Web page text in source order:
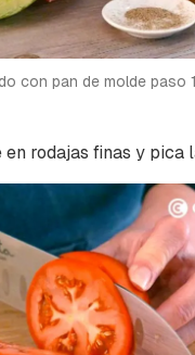
con pan de molde paso 1
rodajas finas y pica